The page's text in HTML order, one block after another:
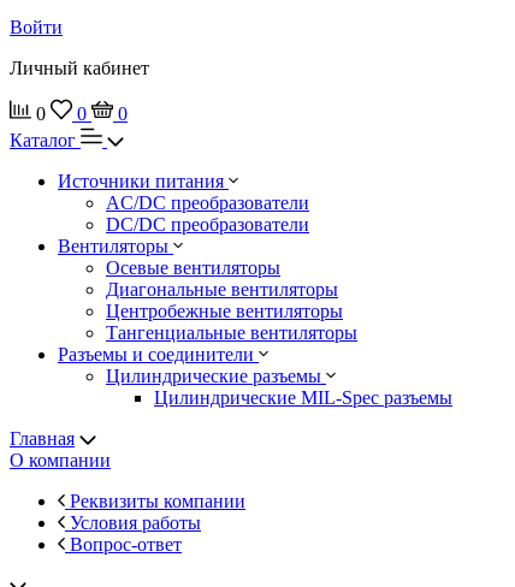
Войти
Личный кабинет
0 0
0
Каталог
Источники питания
AC/DC преобразователи
DC/DC преобразователи
Вентиляторы
Осевые вентиляторы
Диагональные вентиляторы
Центробежные вентиляторы
Тангенциальные вентиляторы
Разъемы и соединители
Цилиндрические разъемы
Цилиндрические MIL-Spec разъемы
Главная
О компании
Реквизиты компании
Условия работы
Вопрос-ответ